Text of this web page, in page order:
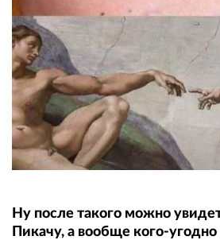
Ну после такого можно
Пикачу, а вообще кого-угодно